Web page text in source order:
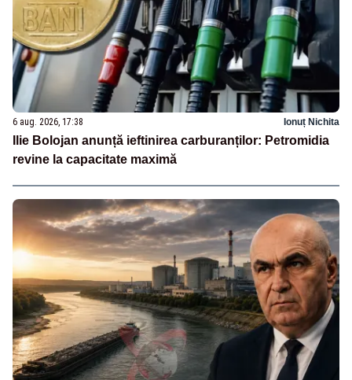
6 aug. 2026, 17:38 Ionuț Nichita
Ilie Bolojan anunță ieftinirea carburanților: Petromidia
revine la capacitate maximă